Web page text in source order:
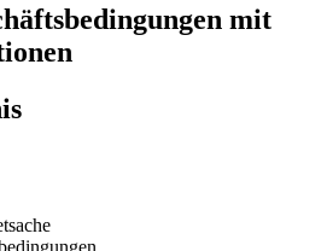
mit